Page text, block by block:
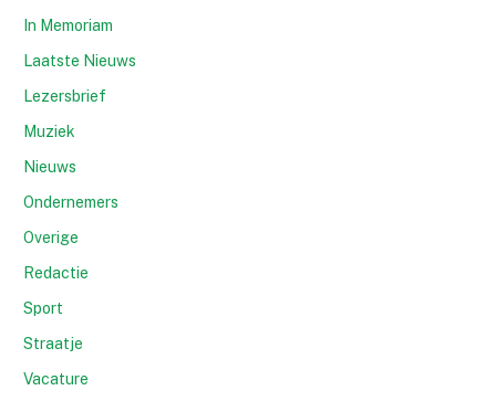
In Memoriam
Laatste Nieuws
Lezersbrief
Muziek
Nieuws
Ondernemers
Overige
Redactie
Sport
Straatje
Vacature